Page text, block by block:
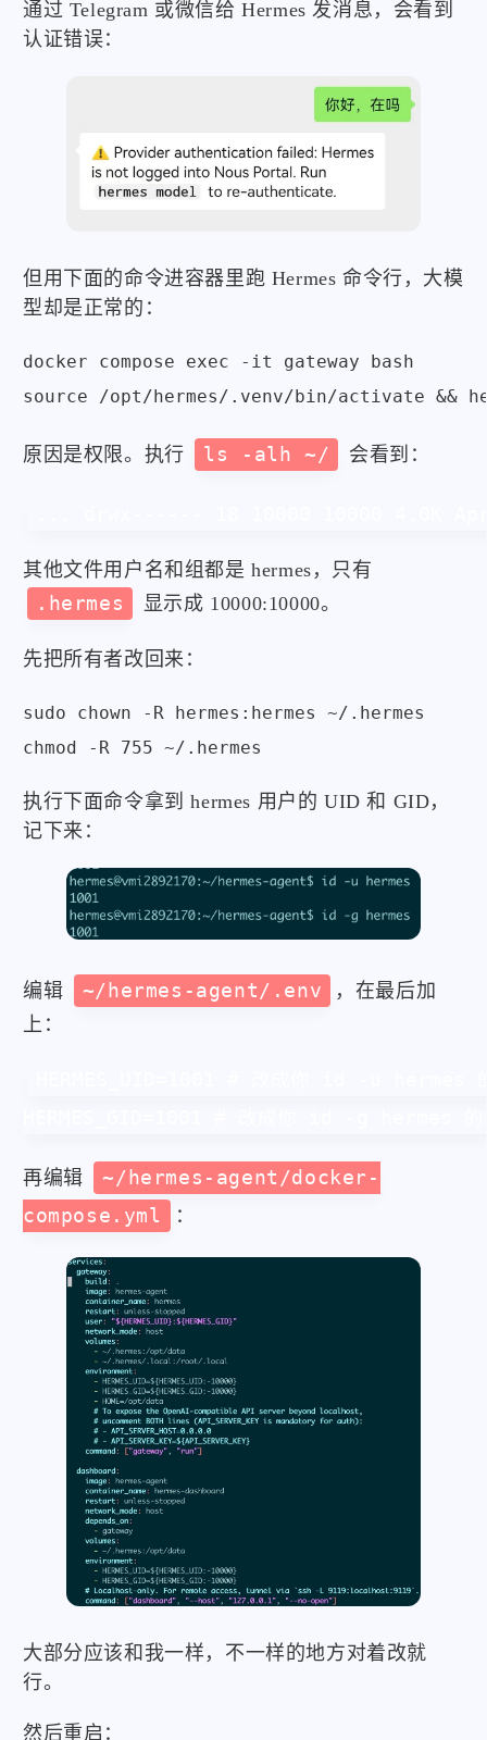
通过 Telegram 或微信给 Hermes 发消息，会看到
认证错误：
但用下面的命令进容器里跑 Hermes 命令行，大模
型却是正常的：
docker compose exec -it gateway bash
source /opt/hermes/.venv/bin/activate &&
原因是权限。执行 ls -alh ~/ 会看到：
其他文件用户名和组都是 hermes，只有
.hermes
显示成 10000:10000。
先把所有者改回来：
sudo chown -R hermes:hermes ~/.hermes
chmod -R 755 ~/.hermes
执行下面命令拿到 hermes 用户的 UID 和 GID，
记下来：
编辑 ~/hermes-agent/.env
，在最后加
上：
再编辑
~/hermes-agent/docker-
compose.yml
：
大部分应该和我一样，不一样的地方对着改就
行。
然后重启：